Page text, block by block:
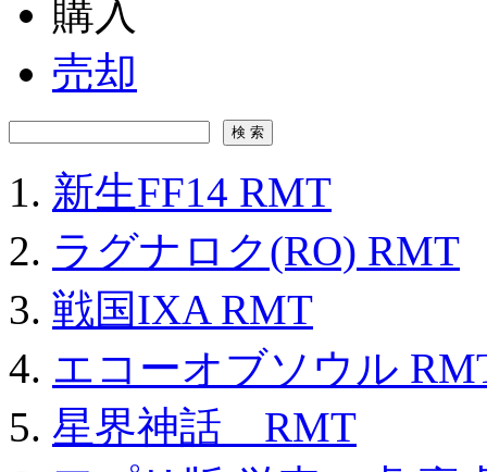
購入
売却
新生FF14 RMT
ラグナロク(RO) RMT
戦国IXA RMT
エコーオブソウル
星界神話 RMT